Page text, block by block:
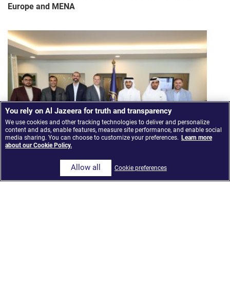
Europe and MENA
Al Jazeera Media Network launches ‘The Core,’ an
AI-Integrated news model built on Google Cloud
You rely on Al Jazeera for truth and transparency
We use cookies and other tracking technologies to deliver and personalize
content and ads, enable features, measure site performance, and enable social
media sharing. You can choose to customize your preferences. Learn more
about our Cookie Policy.
Cookie preferences
Allow all